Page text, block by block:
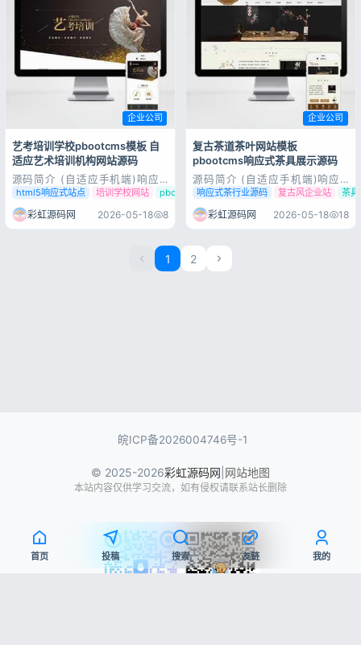
企业公司
艺考培训学校pbootcms模板 自
适应艺术培训机构网站源码
源码简介 (自适应手机端)响应
式艺考培训学校类网站
pbootcms模板 html5艺术培
训机构网站源码下载pbootcms
内核开发的网站模板，该模板适
构网站等企业，当然其他行业也
可以做，只需要把文字图片换成
html5响应式站点 培训学校网站 pbootcms教育模板
彩虹源码网 2026-05-18 8
企业公司
复古茶道茶叶网站模板
pbootcms响应式茶具展示源码
源码简介 (自适应手机端)响应
式茶叶茶道pbootcms网站模板
棕色复古茶具网站源码下载
pbootcms内核开发的网站模
板，该模板适用于茶叶茶道网
字图片换成其他行业的即可；响
响应式茶行业源码 复古风企业站 茶
彩虹源码网 2026-05-18 18
1 2
皖ICP备2026004746号-1
© 2025-2026彩虹源码网 网站地图
本站内容仅供学习交流，如有侵权请联系站长删除
首页 投稿 搜索 友链 我的